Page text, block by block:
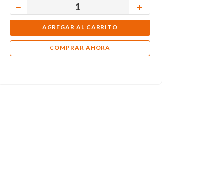
＋
－
AGREGAR AL CARRITO
COMPRAR AHORA